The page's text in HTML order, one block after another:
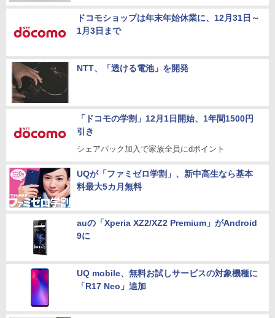
ドコモショップは年末年始休業に、12月31日～
1月3日まで
NTT、「透ける電池」を開発
「ドコモの学割」12月1日開始、1年間1500円
引き
シェアパック加入で家族全員にdポイント
UQが「ファミゼロ学割」、新中高生なら基本
料最大5カ月無料
auの「Xperia XZ2/XZ2 Premium」がAndroid
9に
UQ mobile、無料お試しサービスの対象機種に
「R17 Neo」追加